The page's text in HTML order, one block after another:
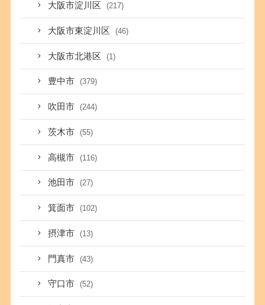
大阪市淀川区 (217)
大阪市東淀川区 (46)
大阪市北港区 (1)
豊中市 (379)
吹田市 (244)
茨木市 (55)
高槻市 (116)
池田市 (27)
箕面市 (102)
摂津市 (13)
門真市 (43)
守口市 (52)